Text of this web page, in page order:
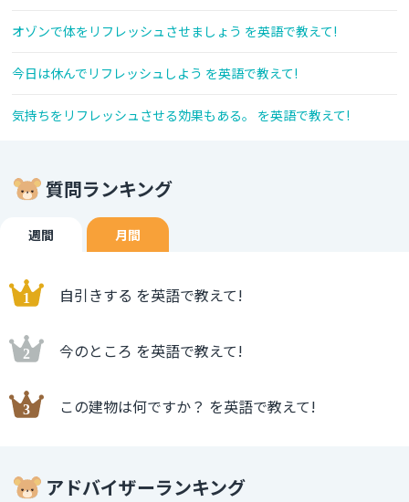
オゾンで体をリフレッシュさせましょう を英語で教えて!
今日は休んでリフレッシュしよう を英語で教えて!
気持ちをリフレッシュさせる効果もある。 を英語で教えて!
質問ランキング
週間 月間
自引きする を英語で教えて!
今のところ を英語で教えて!
この建物は何ですか？ を英語で教えて!
アドバイザーランキング